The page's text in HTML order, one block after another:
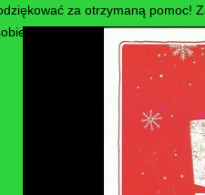
za otrzymaną pomoc!
która była włączona w